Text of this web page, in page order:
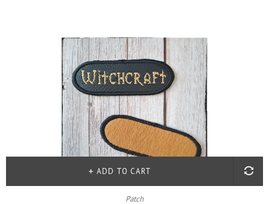
Patch
ADD TO CART